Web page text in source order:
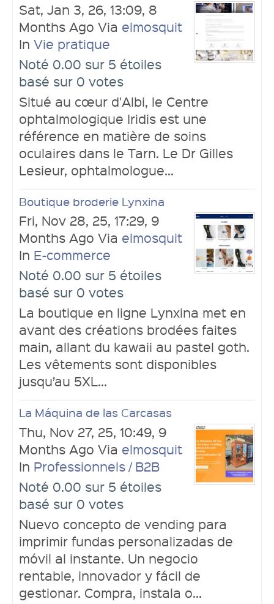
Sat, Jan 3, 26, 13:09, 8
Months Ago Via elmosquit
In Vie pratique
Noté 0.00 sur 5 étoiles
basé sur 0 votes
Situé au cœur d'Albi, le Centre
ophtalmologique Iridis est une
référence en matière de soins
oculaires dans le Tarn. Le Dr Gilles
Lesieur, ophtalmologue...
Boutique broderie Lynxina
Fri, Nov 28, 25, 17:29, 9
Months Ago Via elmosquit
In E-commerce
Noté 0.00 sur 5 étoiles
basé sur 0 votes
La boutique en ligne Lynxina met en
avant des créations brodées faites
main, allant du kawaii au pastel goth.
Les vêtements sont disponibles
jusqu’au 5XL...
La Máquina de las Carcasas
Thu, Nov 27, 25, 10:49, 9
Months Ago Via elmosquit
In Professionnels / B2B
Noté 0.00 sur 5 étoiles
basé sur 0 votes
Nuevo concepto de vending para
imprimir fundas personalizadas de
móvil al instante. Un negocio
rentable, innovador y fácil de
gestionar. Compra, instala o...